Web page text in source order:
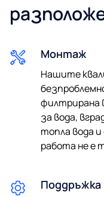
Имейл*
Телефон
Изпращайки ни
нашата
100%
Съгласен съм с
Монтаж
Нашите
филтрирана
за вода,
топла вода
работа не е
Поддръжка